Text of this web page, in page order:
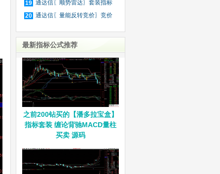
图/
19 通达信〖顺势雷达〗套装指标
20 通达信〖量能反转竞价〗竞价
最新指标公式推荐
之前200钻买的【潘多拉宝盒】
指标套装 缠论背驰MACD量柱
买卖 源码